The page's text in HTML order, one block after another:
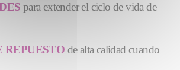
para extender el ciclo de vida de
REPUESTO de alta calidad cuando